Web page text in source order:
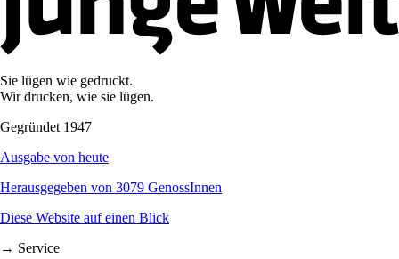
Sie lügen wie gedruckt.
Wir drucken, wie sie lügen.
Gegründet 1947
Ausgabe von heute
Herausgegeben von 3079 GenossInnen
Diese Website auf einen Blick
→ Service